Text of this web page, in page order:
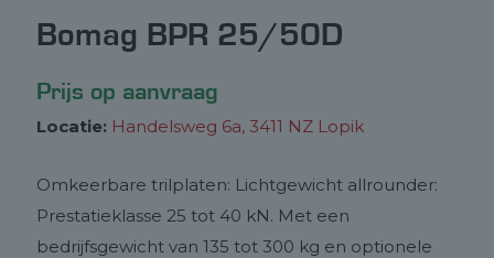
Bomag BPR 25/50D
Prijs op aanvraag
Locatie: Handelsweg 6a, 3411 NZ Lopik
Omkeerbare trilplaten: Lichtgewicht allrounder:
Prestatieklasse 25 tot 40 kN. Met een
bedrijfsgewicht van 135 tot 300 kg en optionele